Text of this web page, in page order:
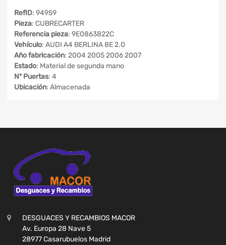
RefID: 94959
Pieza: CUBRECARTER
Referencia pieza: 9E0863822C
Vehículo: AUDI A4 BERLINA 8E 2.0
Año fabricación: 2004 2005 2006 2007
Estado: Material de segunda mano
Nº Puertas: 4
Ubicación: Almacenada
DESGUACES Y RECAMBIOS MACOR
Av. Europa 28 Nave 5
28977 Casarubuelos Madrid